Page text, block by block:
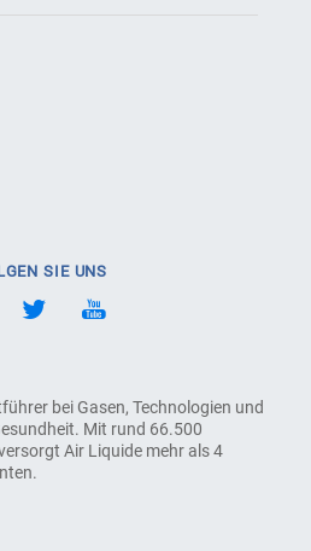
bei Gasen, Technologien und
Mit rund 66.500
Air Liquide mehr als 4
SIE UNS